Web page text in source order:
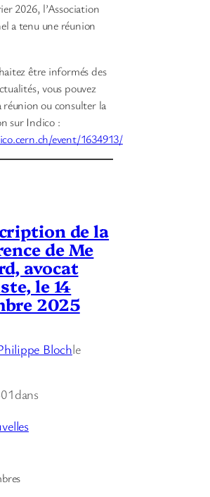
2026, l’Association
a tenu une réunion
être informés des
vous pouvez
réunion ou consulter la
sur Indico :
event/1634913/
de la
de Me
avocat
le 14
2025
Blochle
dans